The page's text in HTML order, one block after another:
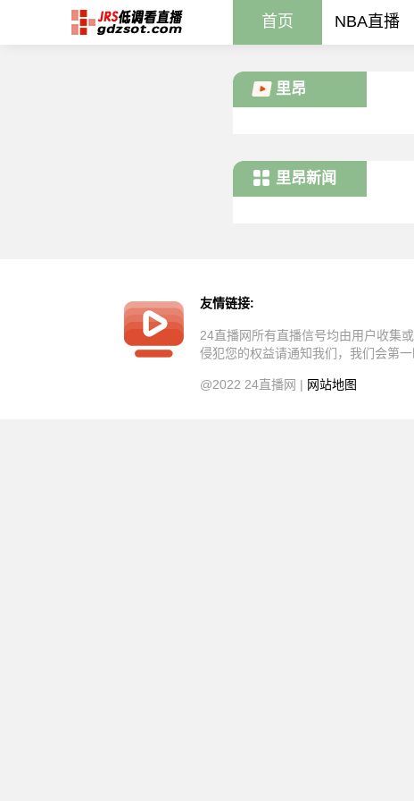
首页 NBA直播
里昂
里昂新闻
友情链接:
24直播网所有直播信号均由用户收集
侵犯您的权益请通知我们，我们会第一
@2022 24直播网 | 网站地图